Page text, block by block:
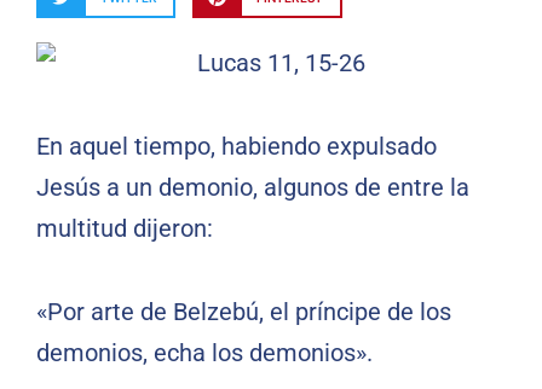
En aquel tiempo, habiendo expulsado
Jesús a un demonio, algunos de entre la
multitud dijeron:
«Por arte de Belzebú, el príncipe de los
demonios, echa los demonios».